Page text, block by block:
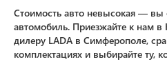
Стоимость авто невысокая —
автомобиль. Приезжайте к нам
дилеру LADA в Симферополе,
комплектациях и выбирайте ту,